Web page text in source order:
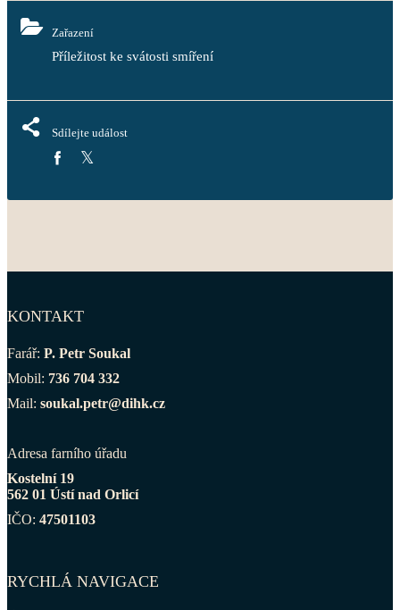
Zařazení
Příležitost ke svátosti smíření
Sdílejte událost
KONTAKT
Farář: P. Petr Soukal
Mobil: 736 704 332
Mail: soukal.petr@dihk.cz
Adresa farního úřadu
Kostelní 19
562 01 Ústí nad Orlicí
IČO: 47501103
RYCHLÁ NAVIGACE